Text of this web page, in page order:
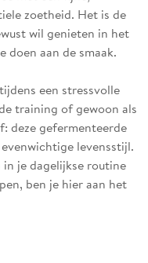
zoetheid. Het is de
wil genieten in het
doen aan de smaak.
een stressvolle
training of gewoon als
deze gefermenteerde
levensstijl.
je dagelijkse routine
ben je hier aan het